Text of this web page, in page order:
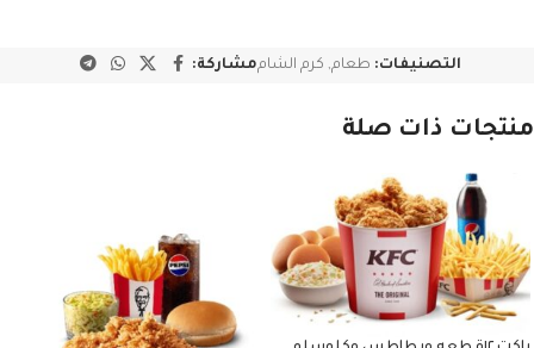
التصنيفات: طعام, كرم الشاممشاركة:
منتجات ذات صلة